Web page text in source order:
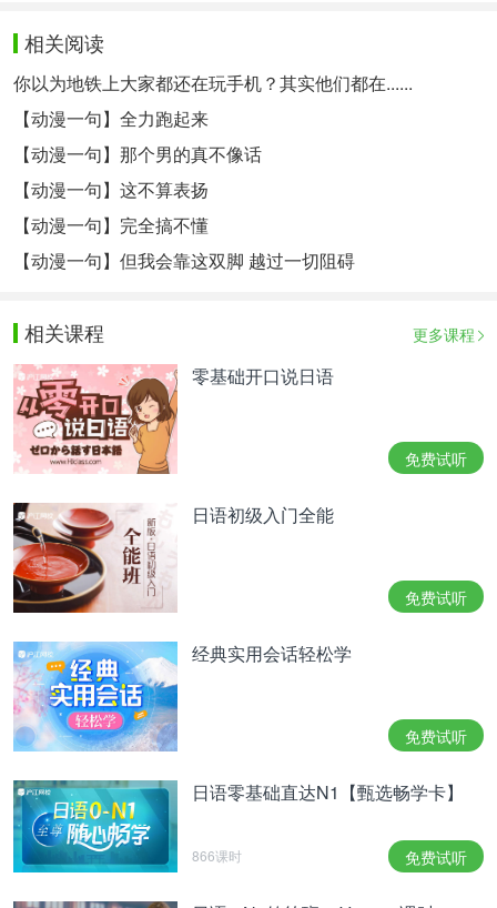
永井圭：いや 何でもありません
先 生：何か質問があるんだろ
永井圭：あの…___________________
先 生：は？ 当たり前だろ
先 生：では次に 亜人の利用価値についてだが…
❤书写方式：【听写规范】日语听写稿听写规范
（2013年5月版)
对假名数量提示不清晰？
亜人って人間じゃないんですか
大家把课本翻到第247页
本篇讲的是亚人的发现 这块考试不会考到…
那我就不看了
但作为常识你们应该对此有所了解
正如大家所知
亚人是一种不会死的生物 他们不会死去
但是否真的绝对不死就不得而知了
其他还有报告表示 「他们可以发出一种独特的声
音」
相关阅读
你以为地铁上大家都还在玩手机？其实他们都在......
【动漫一句】全力跑起来
【动漫一句】那个男的真不像话
【动漫一句】这不算表扬
【动漫一句】完全搞不懂
【动漫一句】但我会靠这双脚 越过一切阻碍
相关课程 更多课程
零基础开口说日语
免费试听
日语初级入门全能
免费试听
经典实用会话轻松学
免费试听
日语零基础直达N1【甄选畅学卡】
866课时 免费试听